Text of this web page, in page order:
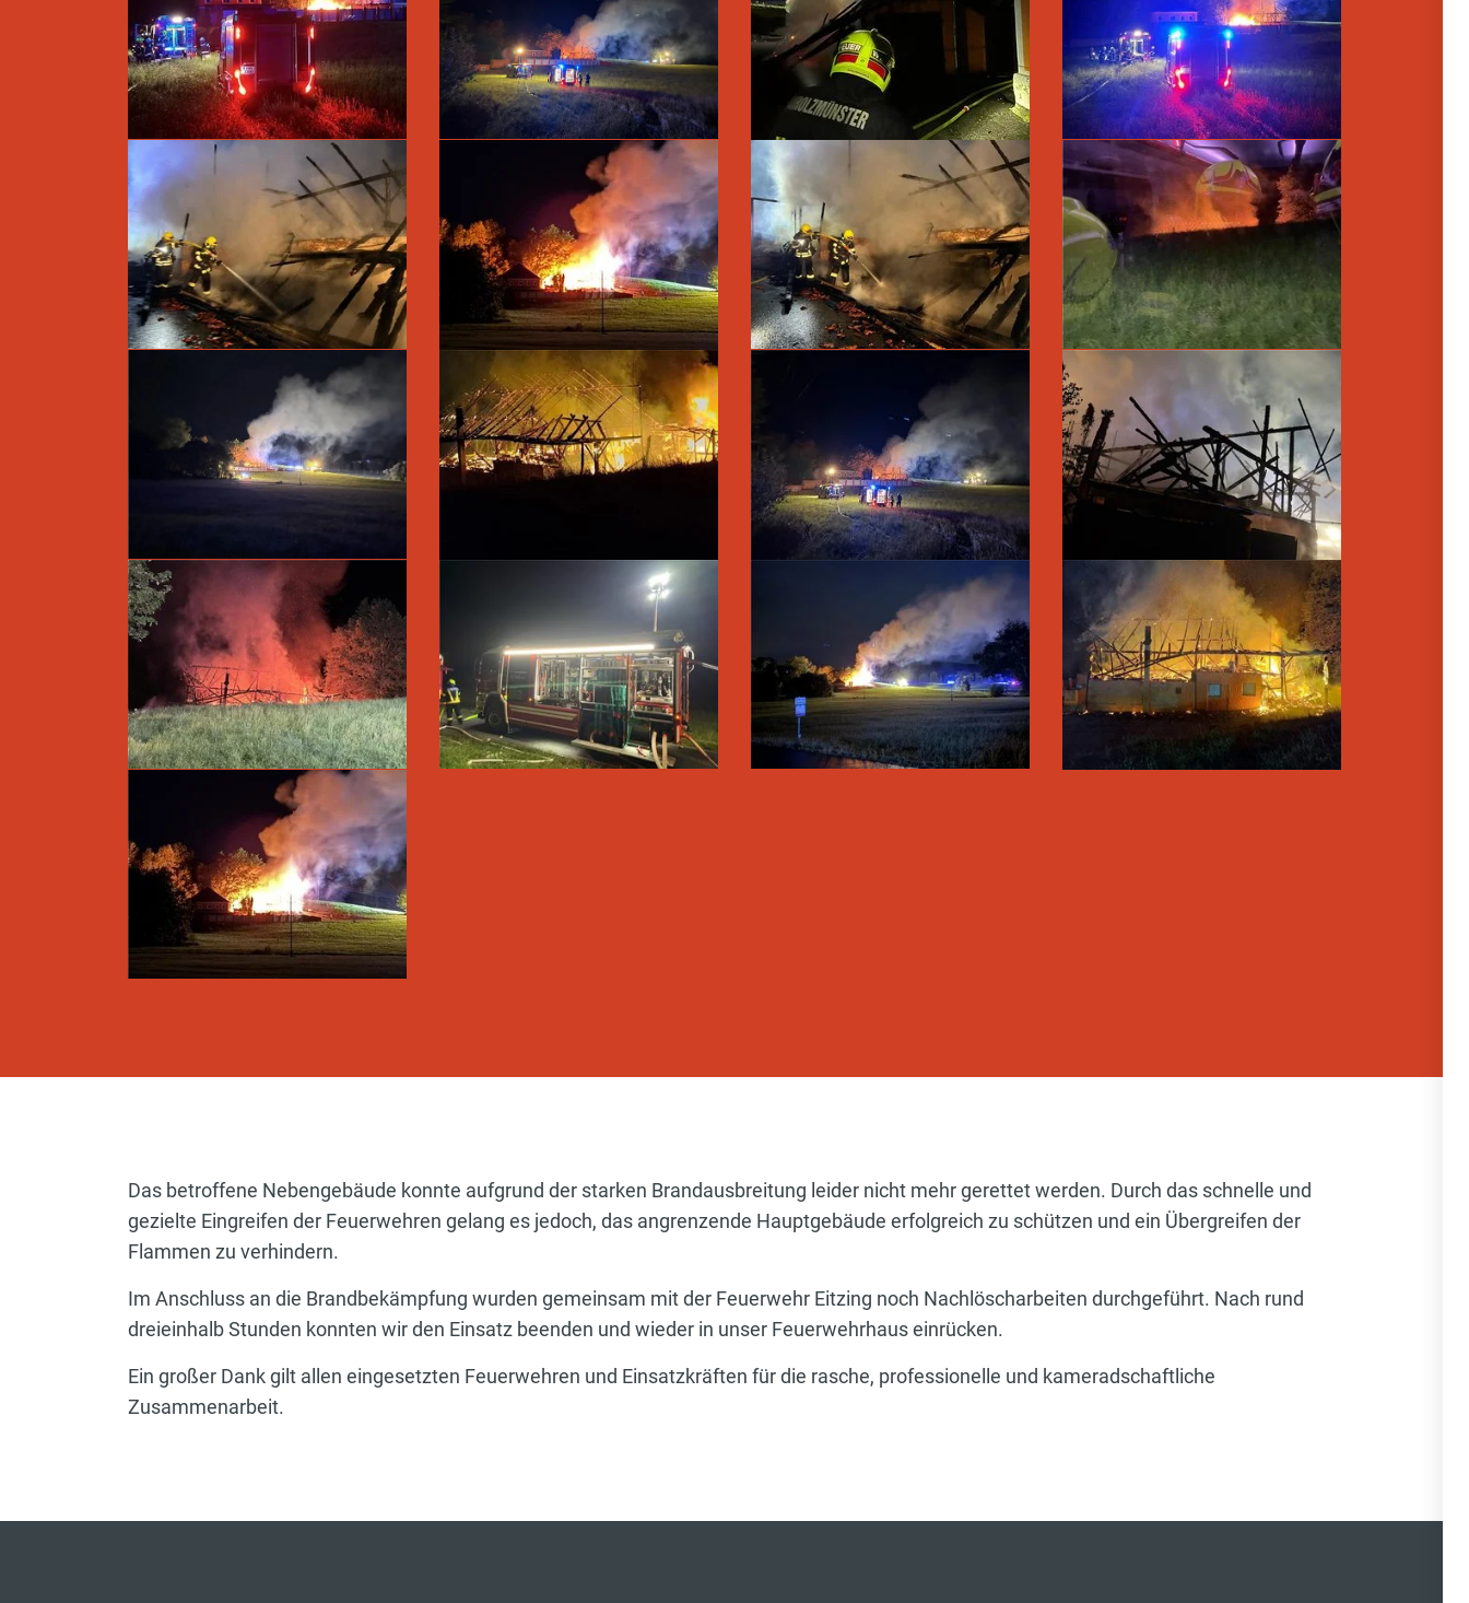
Das betroffene Nebengebäude konnte aufgrund der starken Brandausbreitung leider nicht mehr gerettet werden. Durch das schnelle und
gezielte Eingreifen der Feuerwehren gelang es jedoch, das angrenzende Hauptgebäude erfolgreich zu schützen und ein Übergreifen der
Flammen zu verhindern.
Im Anschluss an die Brandbekämpfung wurden gemeinsam mit der Feuerwehr Eitzing noch Nachlöscharbeiten durchgeführt. Nach rund
dreieinhalb Stunden konnten wir den Einsatz beenden und wieder in unser Feuerwehrhaus einrücken.
Ein großer Dank gilt allen eingesetzten Feuerwehren und Einsatzkräften für die rasche, professionelle und kameradschaftliche
Zusammenarbeit.